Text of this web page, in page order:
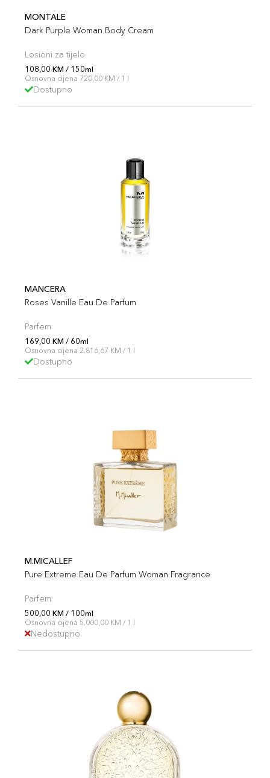
MONTALE
Dark Purple Woman Body Cream
Losioni za tijelo
108,00 KM / 150ml
Osnovna cijena 720,00 KM / 1 l
Dostupno
MANCERA
Roses Vanille Eau De Parfum
Parfem
169,00 KM / 60ml
Osnovna cijena 2.816,67 KM / 1 l
Dostupno
M.MICALLEF
Pure Extreme Eau De Parfum Woman Fragrance
Parfem
500,00 KM / 100ml
Osnovna cijena 5.000,00 KM / 1 l
Nedostupno